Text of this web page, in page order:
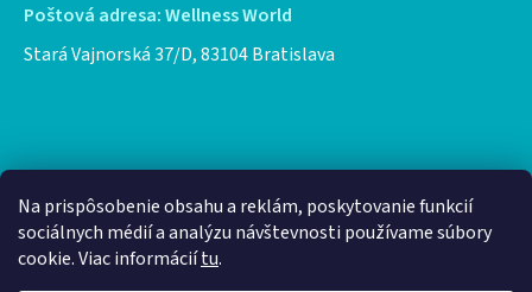
Na prispôsobenie obsahu a reklám, poskytovanie funkcií
sociálnych médií a analýzu návštevnosti používame súbory
cookie. Viac informáciítu.
Poštová adresa: Wellness World
Stará Vajnorská 37/D, 83104 Bratislava